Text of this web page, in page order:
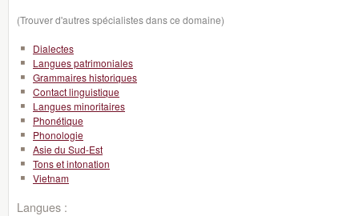
(Trouver d'autres spécialistes dans ce domaine)
Dialectes
Langues patrimoniales
Grammaires historiques
Contact linguistique
Langues minoritaires
Phonétique
Phonologie
Asie du Sud-Est
Tons et intonation
Vietnam
Langues :